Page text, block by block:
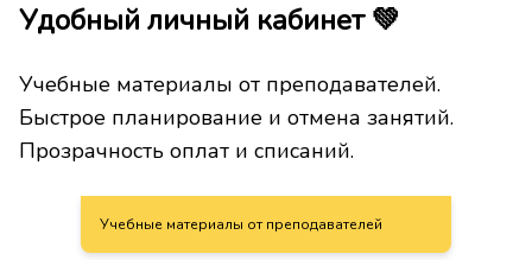
Удобный личный кабинет 💚
Учебные материалы от преподавателей.
Быстрое планирование и отмена занятий.
Прозрачность оплат и списаний.
Учебные материалы от преподавателей